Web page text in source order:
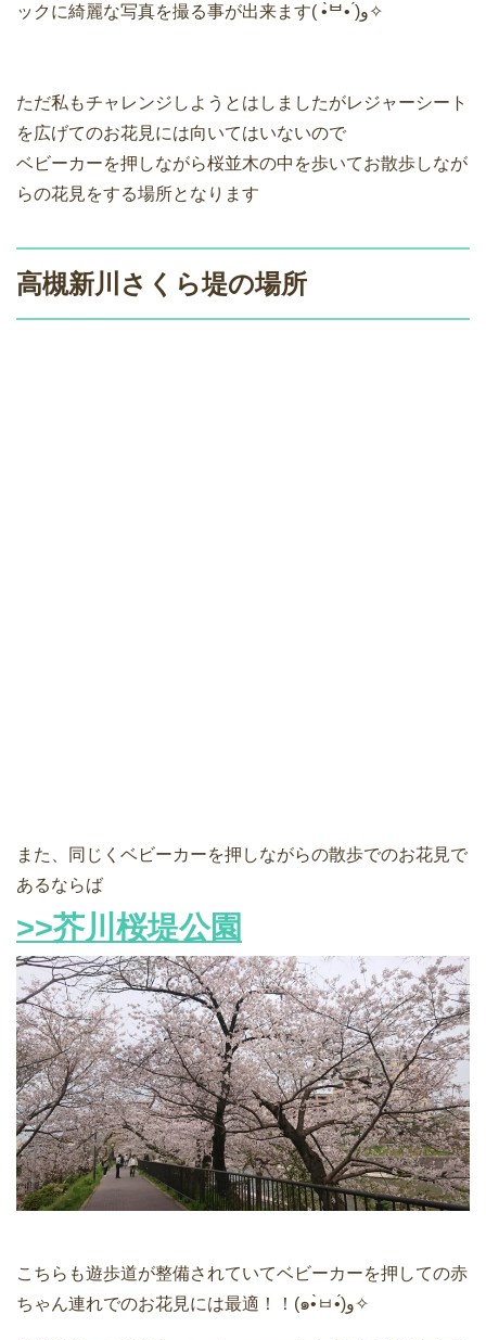
ックに綺麗な写真を撮る事が出来ます( •̀ᄇ• ́)ﻭ✧
ただ私もチャレンジしようとはしましたがレジャーシート
を広げてのお花見には向いてはいないので
ベビーカーを押しながら桜並木の中を歩いてお散歩しなが
らの花見をする場所となります
高槻新川さくら堤の場所
また、同じくベビーカーを押しながらの散歩でのお花見で
あるならば
>>芥川桜堤公園
こちらも遊歩道が整備されていてベビーカーを押しての赤
ちゃん連れでのお花見には最適！！(๑•̀ㅂ•́)و✧